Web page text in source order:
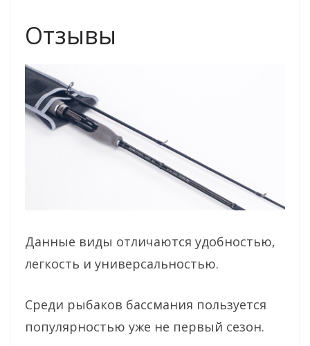
Отзывы
Данные виды отличаются удобностью,
легкость и универсальностью.
Среди рыбаков бассмания пользуется
популярностью уже не первый сезон.